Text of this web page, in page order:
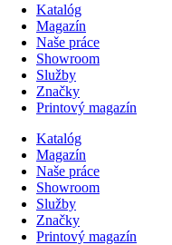
Katalóg
Magazín
Naše práce
Showroom
Služby
Značky
Printový magazín
Katalóg
Magazín
Naše práce
Showroom
Služby
Značky
Printový magazín